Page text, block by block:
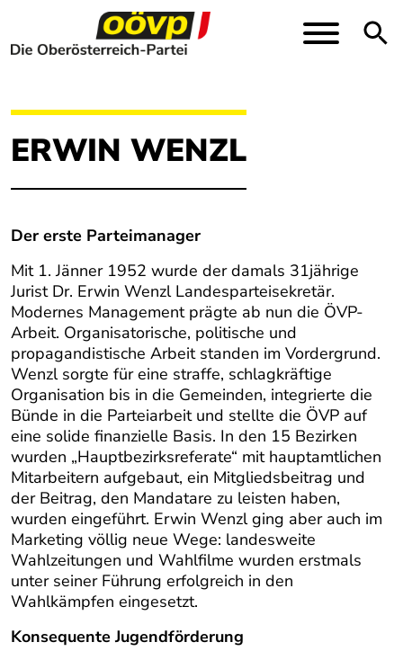
Direkt zur Hauptnavigation springen
Direkt zum Inhalt springen
ERWIN WENZL
Der erste Parteimanager
Mit 1. Jänner 1952 wurde der damals 31jährige
Jurist Dr. Erwin Wenzl Landesparteisekretär.
Modernes Management prägte ab nun die ÖVP-
Arbeit. Organisatorische, politische und
propagandistische Arbeit standen im Vordergrund.
Wenzl sorgte für eine straffe, schlagkräftige
Organisation bis in die Gemeinden, integrierte die
Bünde in die Parteiarbeit und stellte die ÖVP auf
eine solide finanzielle Basis. In den 15 Bezirken
wurden „Hauptbezirksreferate“ mit hauptamtlichen
Mitarbeitern aufgebaut, ein Mitgliedsbeitrag und
der Beitrag, den Mandatare zu leisten haben,
wurden eingeführt. Erwin Wenzl ging aber auch im
Marketing völlig neue Wege: landesweite
Wahlzeitungen und Wahlfilme wurden erstmals
unter seiner Führung erfolgreich in den
Wahlkämpfen eingesetzt.
Konsequente Jugendförderung